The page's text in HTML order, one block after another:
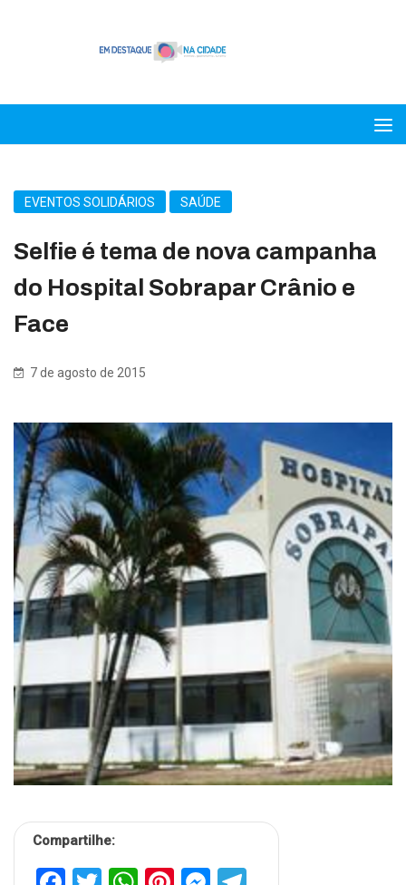
EVENTOS SOLIDÁRIOS SAÚDE
Selfie é tema de nova campanha
do Hospital Sobrapar Crânio e
Face
7 de agosto de 2015
Compartilhe: